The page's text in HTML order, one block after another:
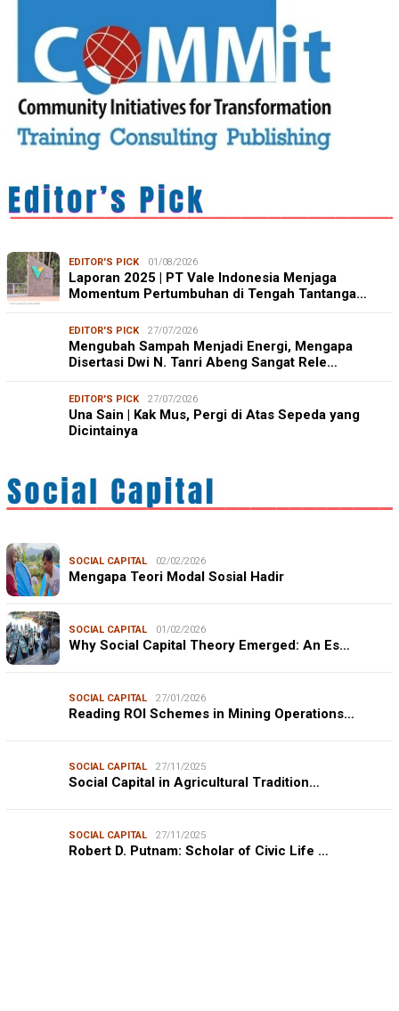
EDITOR'S PICK 01/08/2026
Laporan 2025 | PT Vale Indonesia Menjaga
Momentum Pertumbuhan di Tengah Tantanga…
EDITOR'S PICK 27/07/2026
Mengubah Sampah Menjadi Energi, Mengapa
Disertasi Dwi N. Tanri Abeng Sangat Rele…
EDITOR'S PICK 27/07/2026
Una Sain | Kak Mus, Pergi di Atas Sepeda yang
Dicintainya
SOCIAL CAPITAL 02/02/2026
Mengapa Teori Modal Sosial Hadir
SOCIAL CAPITAL 01/02/2026
Why Social Capital Theory Emerged: An Es…
SOCIAL CAPITAL 27/01/2026
Reading ROI Schemes in Mining Operations…
SOCIAL CAPITAL 27/11/2025
Social Capital in Agricultural Tradition…
SOCIAL CAPITAL 27/11/2025
Robert D. Putnam: Scholar of Civic Life …